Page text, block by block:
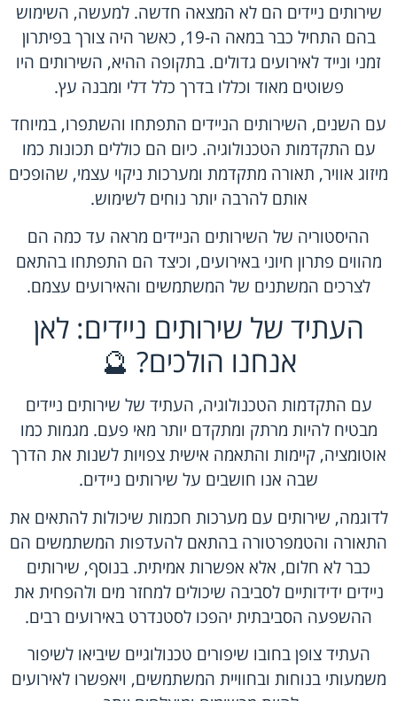
שירותים ניידים הם לא המצאה חדשה. למעשה, השימוש
בהם התחיל כבר במאה ה-19, כאשר היה צורך בפיתרון
זמני ונייד לאירועים גדולים. בתקופה ההיא, השירותים היו
פשוטים מאוד וכללו בדרך כלל דלי ומבנה עץ.
עם השנים, השירותים הניידים התפתחו והשתפרו, במיוחד
עם התקדמות הטכנולוגיה. כיום הם כוללים תכונות כמו
מיזוג אוויר, תאורה מתקדמת ומערכות ניקוי עצמי, שהופכים
אותם להרבה יותר נוחים לשימוש.
ההיסטוריה של השירותים הניידים מראה עד כמה הם
מהווים פתרון חיוני באירועים, וכיצד הם התפתחו בהתאם
לצרכים המשתנים של המשתמשים והאירועים עצמם.
העתיד של שירותים ניידים: לאן
אנחנו הולכים? 🔮
עם התקדמות הטכנולוגיה, העתיד של שירותים ניידים
מבטיח להיות מרתק ומתקדם יותר מאי פעם. מגמות כמו
אוטומציה, קיימות והתאמה אישית צפויות לשנות את הדרך
שבה אנו חושבים על שירותים ניידים.
לדוגמה, שירותים עם מערכות חכמות שיכולות להתאים את
התאורה והטמפרטורה בהתאם להעדפות המשתמשים הם
כבר לא חלום, אלא אפשרות אמיתית. בנוסף, שירותים
ניידים ידידותיים לסביבה שיכולים למחזר מים ולהפחית את
ההשפעה הסביבתית יהפכו לסטנדרט באירועים רבים.
העתיד צופן בחובו שיפורים טכנולוגיים שיביאו לשיפור
משמעותי בנוחות ובחוויית המשתמשים, ויאפשרו לאירועים